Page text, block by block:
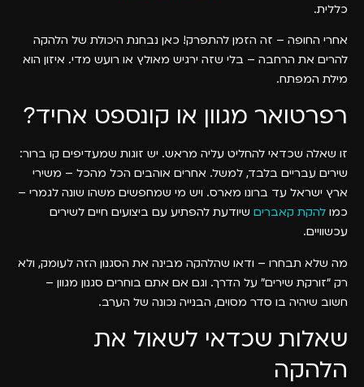
כללית.
אחרי החופה – זה הזמן להתפרק! כאן נבחנת היכולת של הלהקה
להרים את הרחבה – בלי שזה ירגיש מאולץ או רועש מדי. איזון הוא
מילת המפתח.
רפרטואר מגוון או קונספט אחיד?
זו שאלה שכדאי להחליט עליה מראש. יש זוגות שמעדיפים קו ברור:
שירים עבריים בלבד, למשל. אחרים אוהבים הכל מהכל – משירי
ארץ ישראל עד ברונו מארס. ויש מי שמחפשים משהו שונה לגמרי –
כמו להקת קאברים שיודעת להפתיע עם ביצועים חיים לשירים
עכשוויים.
מה שלא תבחרו – ודאו שהלהקה מבינה את הסגנון הזה לעומק, ולא
רק “זורקת שירים” על הדרך. וגם אם אתם בוחרים סגנון מגוון –
חשוב שיהיה בו סדר מסוים, הבנייה נכונה של הערב.
שאלות שכדאי לשאול את
הלהקה